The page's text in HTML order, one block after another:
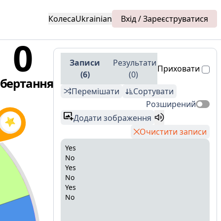
КолесаUkrainian Вхід / Зареєструватися
0
Записи
(6)
Результати
(0)
Приховати
Перемішати
Сортувати
Розширений
Додати зображення
Очистити записи
Yes
No
Yes
No
Yes
No